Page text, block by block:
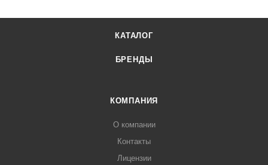
КАТАЛОГ
БРЕНДЫ
КОМПАНИЯ
О компании
Контакты
Лицензии